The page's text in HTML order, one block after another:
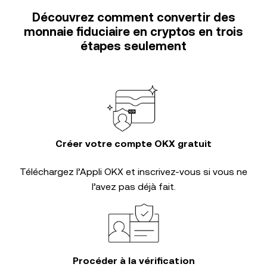
Découvrez comment convertir des
monnaie fiduciaire en cryptos en trois
étapes seulement
Créer votre compte OKX gratuit
Téléchargez l’Appli OKX et inscrivez-vous si vous ne
l’avez pas déjà fait.
Procéder à la vérification